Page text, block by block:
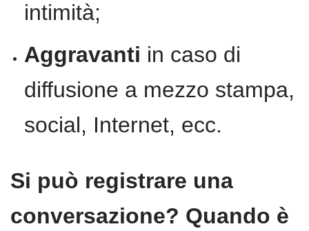
intimità;
Aggravanti in caso di
diffusione a mezzo stampa,
social, Internet, ecc.
Si può registrare una
conversazione? Quando è